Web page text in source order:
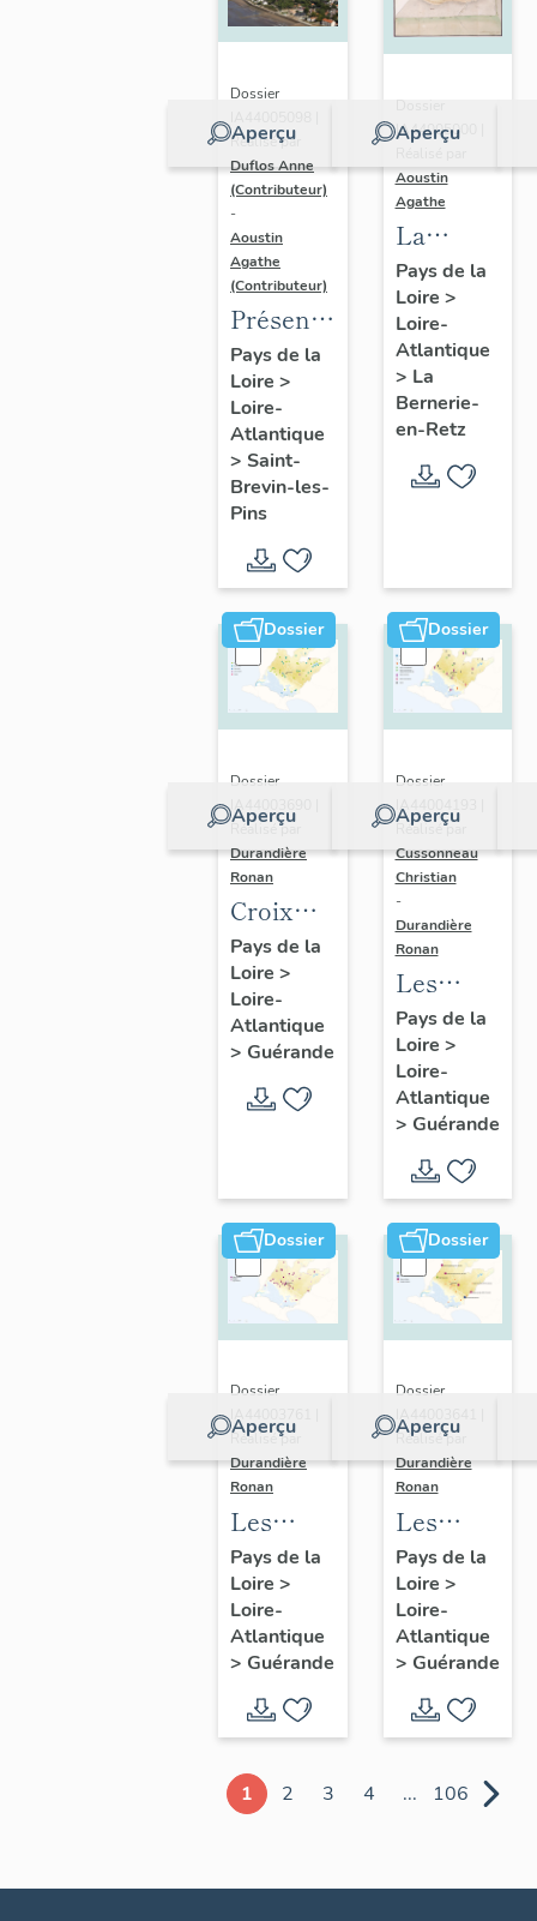
Aperçu
Dossier
Réalisé par
Duflos Anne
(Contributeur)
-
Aoustin
Agathe
(Contributeur)
Présentation
de la
commune
de Saint-
Brevin-
les-Pins
Pays de la
Loire >
Loire-
Atlantique
> Saint-
Brevin-les-
Pins
Aperçu
Dossier
IA44005000 |
Aoustin
Agathe
La
Bernerie-
en-Retz :
de la
commune
Pays de la
Loire >
Loire-
Atlantique
> La
Bernerie-
en-Retz
Dossier
Aperçu
Dossier
IA44003690 |
Réalisé par
Durandière
Ronan
Croix
monumentales,
croix de
chemin,
calvaires
oratoires
Pays de la
Loire >
Loire-
Atlantique
> Guérande
Dossier
Aperçu
Dossier
IA44004193 |
Réalisé par
Cussonneau
Christian
-
Durandière
Ronan
Les
moulins
de
Guérande
Pays de la
Loire >
Loire-
Atlantique
> Guérande
Dossier
Aperçu
Dossier
IA44003761 |
Réalisé par
Durandière
Ronan
Les
châteaux
et
manoirs
de
Guérande
Pays de la
Loire >
Loire-
Atlantique
> Guérande
Dossier
Aperçu
Dossier
IA44003641 |
Réalisé par
Durandière
Ronan
Les
blockhaus
de
Guérande
Pays de la
Loire >
Loire-
Atlantique
> Guérande
1 2 3 4 ... 106